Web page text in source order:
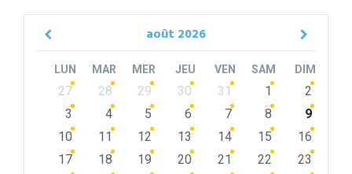
août 2026
Previous
LUN MAR MER JEU VEN SAM DIM
Skip
calendar
27 28 29 30 31 1
2
3
4 5 6 7 8
9
10
11 12 13 14 15
16
17
18 19 20 21 22
23